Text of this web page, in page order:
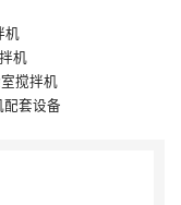
机
机
搅拌机
配套设备